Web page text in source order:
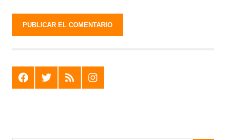
F T R I